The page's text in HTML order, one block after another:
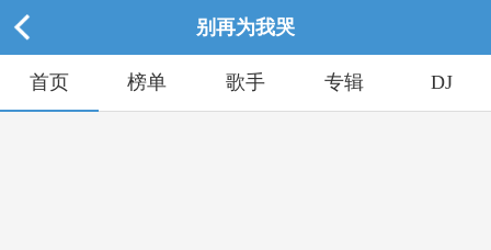
别再为我哭
首页 榜单 歌手 专辑 DJ